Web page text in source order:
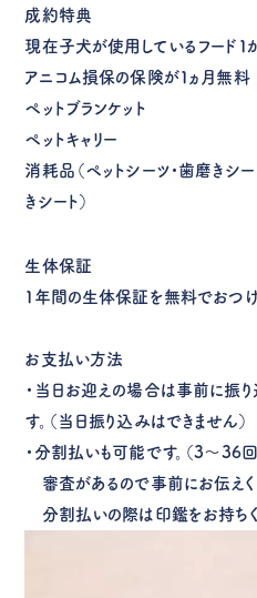
成約特典
現在子犬が使用しているフード１
アニコム損保の保険が１ヵ月無料
ペットブランケット
ペットキャリー
消耗品（ペットシーツ・歯磨きシー
きシート）
生体保証
１年間の生体保証を無料でおつけ
お支払い方法
・当日お迎えの場合は事前に振
す。（当日振り込みはできません）
・分割払いも可能です。（3～36回
審査があるので事前にお伝えく
分割払いの際は印鑑をお持ちく